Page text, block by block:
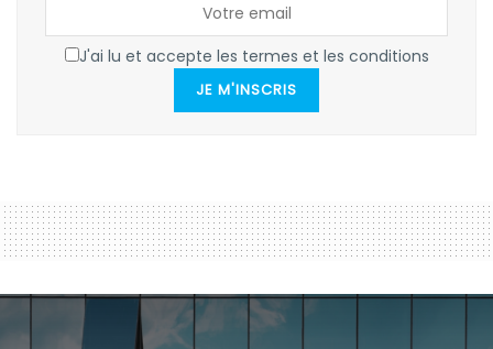
J'ai lu et accepte les termes et les conditions
JE M'INSCRIS